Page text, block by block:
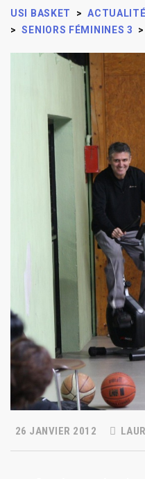
USI BASKET >
> SENIORS FÉMININES 3 >
26 JANVIER 2012